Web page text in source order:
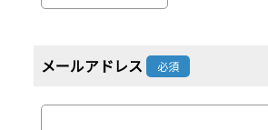
メールアドレス 必須